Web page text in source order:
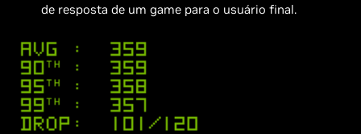
de resposta de um game para o usuário final.